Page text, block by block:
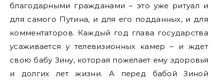
благодарными гражданами – это уже ритуал и
для самого Путина, и для его подданных, и для
комментаторов. Каждый год глава государства
усаживается у телевизионных камер – и ждет
свою бабу Зину, которая пожелает ему здоровья
и долгих лет жизни. А перед бабой Зиной